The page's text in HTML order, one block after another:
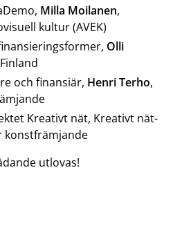
Milla Moilanen,
kultur (AVEK)
Olli
och finansiär, Henri Terho,
Kreativt nät, Kreativt nät-
konstfrämjande
utlovas!